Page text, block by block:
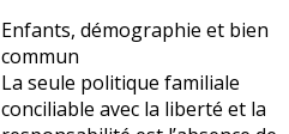
Enfants, démographie et bien
commun
La seule politique familiale
conciliable avec la liberté et la